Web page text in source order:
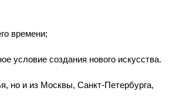
времени;
условие создания нового искусства.
но и из Москвы, Санкт-Петербурга,